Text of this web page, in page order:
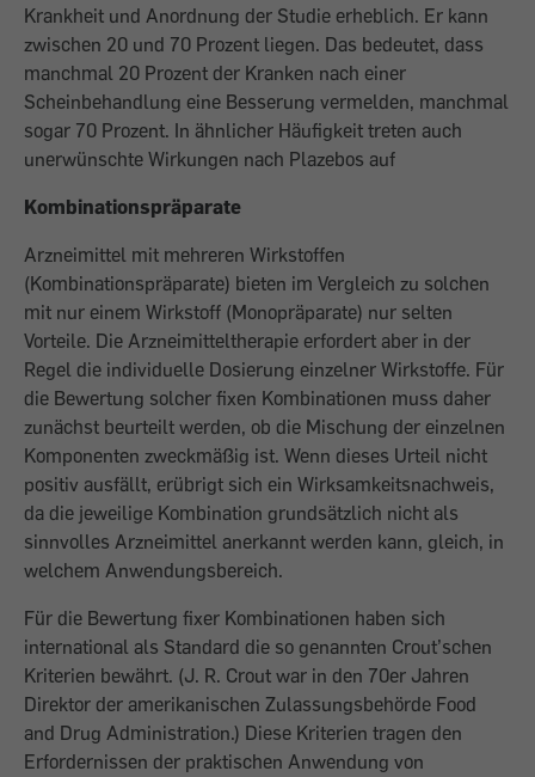
Krankheit und Anordnung der Studie erheblich. Er kann
zwischen 20 und 70 Prozent liegen. Das bedeutet, dass
manchmal 20 Prozent der Kranken nach einer
Scheinbehandlung eine Besserung vermelden, manchmal
sogar 70 Prozent. In ähnlicher Häufigkeit treten auch
unerwünschte Wirkungen nach Plazebos auf
Kombinationspräparate
Arzneimittel mit mehreren Wirkstoffen
(Kombinationspräparate) bieten im Vergleich zu solchen
mit nur einem Wirkstoff (Monopräparate) nur selten
Vorteile. Die Arzneimitteltherapie erfordert aber in der
Regel die individuelle Dosierung einzelner Wirkstoffe. Für
die Bewertung solcher fixen Kombinationen muss daher
zunächst beurteilt werden, ob die Mischung der einzelnen
Komponenten zweckmäßig ist. Wenn dieses Urteil nicht
positiv ausfällt, erübrigt sich ein Wirksamkeitsnachweis,
da die jeweilige Kombination grundsätzlich nicht als
sinnvolles Arzneimittel anerkannt werden kann, gleich, in
welchem Anwendungsbereich.
Für die Bewertung fixer Kombinationen haben sich
international als Standard die so genannten Crout’schen
Kriterien bewährt. (J. R. Crout war in den 70er Jahren
Direktor der amerikanischen Zulassungsbehörde Food
and Drug Administration.) Diese Kriterien tragen den
Erfordernissen der praktischen Anwendung von